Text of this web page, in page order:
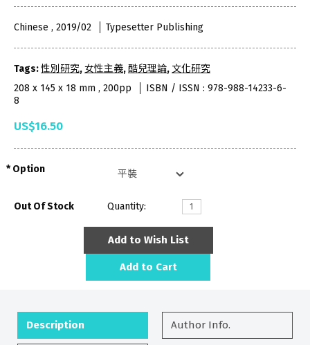
Chinese , 2019/02 Typesetter Publishing
Tags:性別研究,女性主義,酷兒理論, 文化研究
208 x 145 x 18 mm , 200pp
ISBN / ISSN : 978-988-14233-6-
8
US$16.50
Option
Out Of Stock Quantity:
Add to Wish List
Add to Cart
Description Author Info.